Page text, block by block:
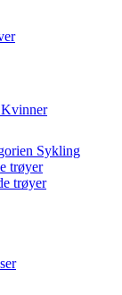
Sykling
trøyer